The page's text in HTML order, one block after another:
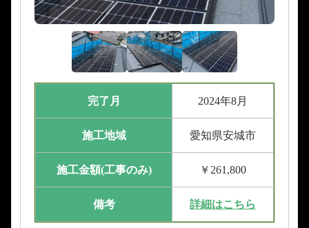
完了月 2024年8月
施工地域 愛知県安城市
施工金額(工事のみ) ￥261,800
備考 詳細はこちら